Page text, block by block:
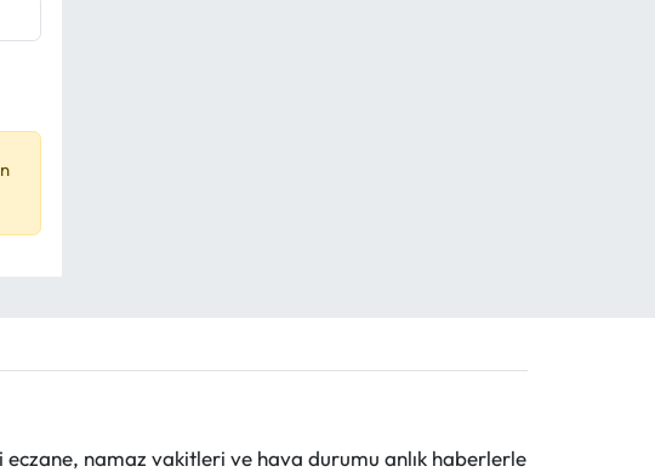
namaz vakitleri ve hava durumu anlık haberlerle